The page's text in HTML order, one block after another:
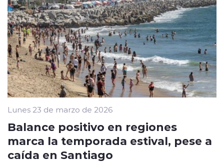
Lunes 23 de marzo de 2026
Balance positivo en regiones
marca la temporada estival, pese a
caída en Santiago